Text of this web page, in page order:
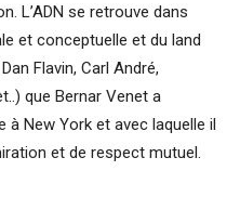
L’ADN se retrouve dans
et conceptuelle et du land
Flavin, Carl André,
que Bernar Venet a
New York et avec laquelle il
et de respect mutuel.